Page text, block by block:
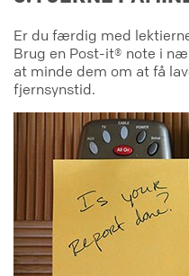
Er du færdig med
Brug en Post-it® note i
at minde dem om at få
fjernsynstid.